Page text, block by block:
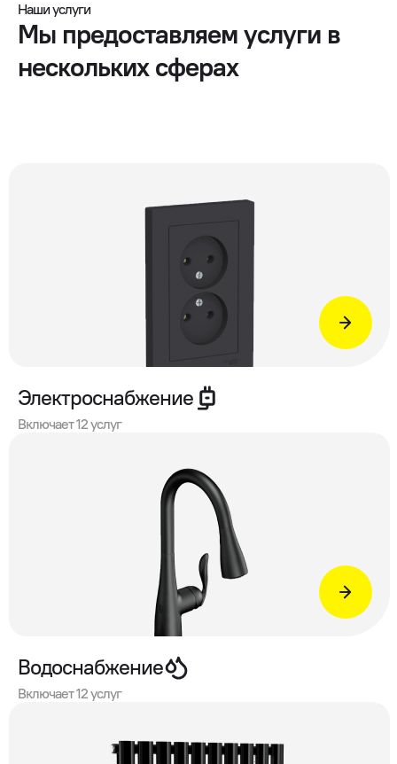
Наши услуги
Мы предоставляем услуги в
нескольких сферах
Электроснабжение
Включает 12 услуг
Водоснабжение
Включает 12 услуг